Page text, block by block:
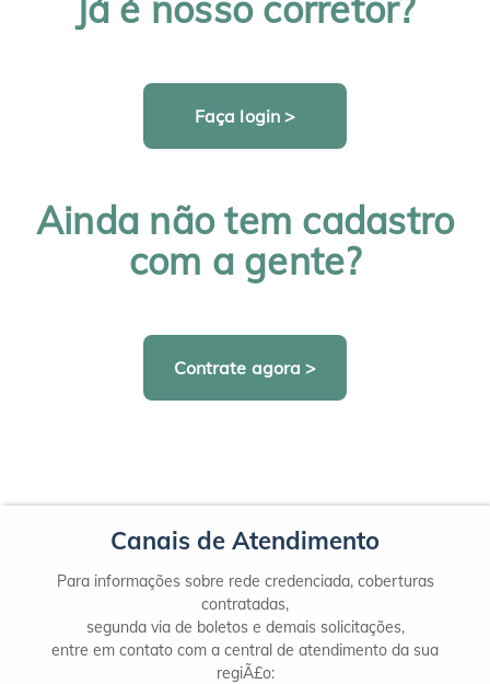
Faça login >
Ainda não tem cadastro
com a gente?
Contrate agora >
Canais de Atendimento
Para informações sobre rede credenciada, coberturas
contratadas,
segunda via de boletos e demais solicitações,
entre em contato com a central de atendimento da sua
regiÃ£o: